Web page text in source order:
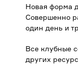
Новая форма
Совершенно
один день и
Все клубные
других